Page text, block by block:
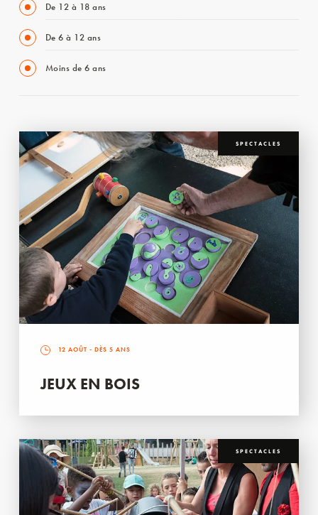
De 12 à 18 ans
De 6 à 12 ans
Moins de 6 ans
SPECTACLES
12 AOÛT - DÈS 5 ANS
JEUX EN BOIS
SPECTACLES